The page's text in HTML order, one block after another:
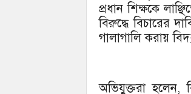
প্রধান শিক্ষকে
বিরুদ্ধে বিচারের
গালাগালি করায়
অভিযুক্তরা হলেন,